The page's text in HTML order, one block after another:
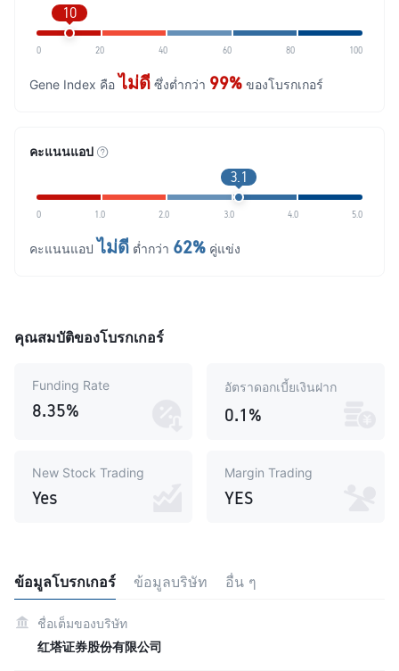
10
0 20 40 60 80 100
Gene Index คือ ไม่ดี ซึ่งต่ำกว่า 99% ของโบรกเกอร์
คะแนนแอป
3.1
0 1.0 2.0 3.0 4.0 5.0
คะแนนแอป ไม่ดี ต่ำกว่า 62% คู่แข่ง
คุณสมบัติของโบรกเกอร์
Funding Rate
8.35%
อัตราดอกเบี้ยเงินฝาก
0.1%
New Stock Trading
Yes
Margin Trading
YES
ข้อมูลโบรกเกอร์ ข้อมูลบริษัท อื่น ๆ
ชื่อเต็มของบริษัท
红塔证券股份有限公司